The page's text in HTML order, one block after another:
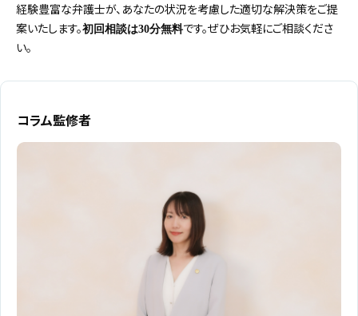
経験豊富な弁護士が、あなたの状況を考慮した適切な解決策をご提
案いたします。初回相談は30分無料です。ぜひお気軽にご相談くださ
い。
コラム監修者